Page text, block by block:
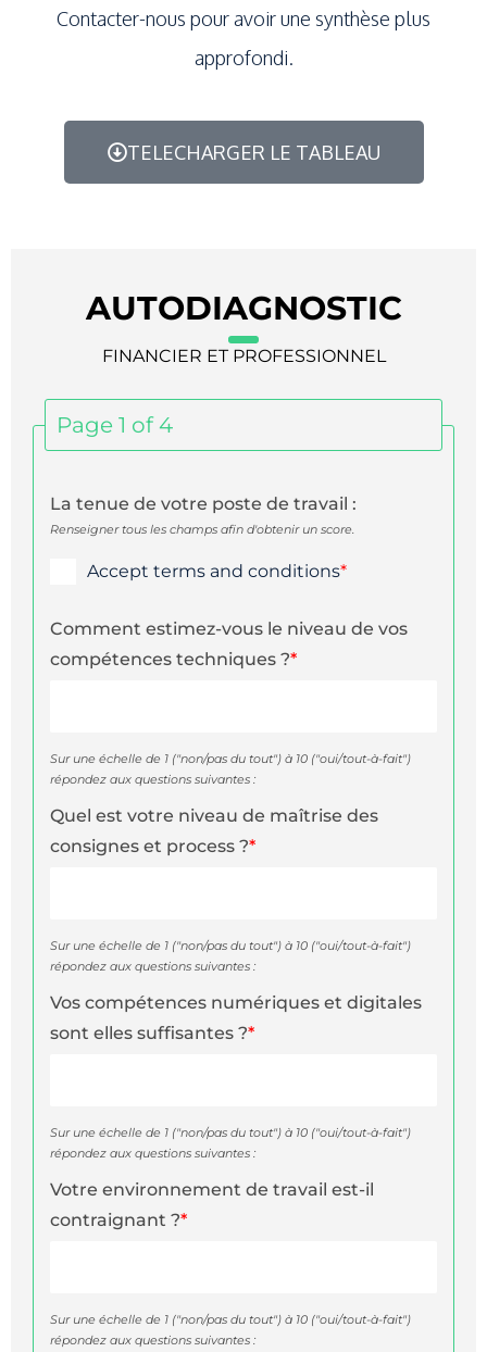
Contacter-nous pour avoir une synthèse plus
approfondi.
TELECHARGER LE TABLEAU
AUTODIAGNOSTIC
FINANCIER ET PROFESSIONNEL
Page 1 of 4
La tenue de votre poste de travail :
Renseigner tous les champs afin d'obtenir un score.
Accept terms and conditions*
Comment estimez-vous le niveau de vos
compétences techniques ?*
Sur une échelle de 1 ("non/pas du tout") à 10 ("oui/tout-à-fait")
répondez aux questions suivantes :
Quel est votre niveau de maîtrise des
consignes et process ?*
Sur une échelle de 1 ("non/pas du tout") à 10 ("oui/tout-à-fait")
répondez aux questions suivantes :
Vos compétences numériques et digitales
sont elles suffisantes ?*
Sur une échelle de 1 ("non/pas du tout") à 10 ("oui/tout-à-fait")
répondez aux questions suivantes :
Votre environnement de travail est-il
contraignant ?*
Sur une échelle de 1 ("non/pas du tout") à 10 ("oui/tout-à-fait")
répondez aux questions suivantes :